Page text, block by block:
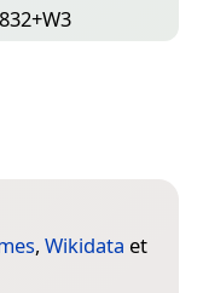
, Wikidata et